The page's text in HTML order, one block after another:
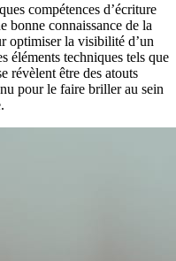
compétences d’écriture
bonne connaissance de la
optimiser la visibilité d’un
éléments techniques tels que
révèlent être des atouts
pour le faire briller au sein